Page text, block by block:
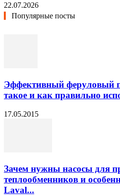
22.07.2026
Популярные посты
Эффективный феруловый
такое и как правильно
17.05.2015
Зачем нужны насосы для
теплообменников и
Laval...